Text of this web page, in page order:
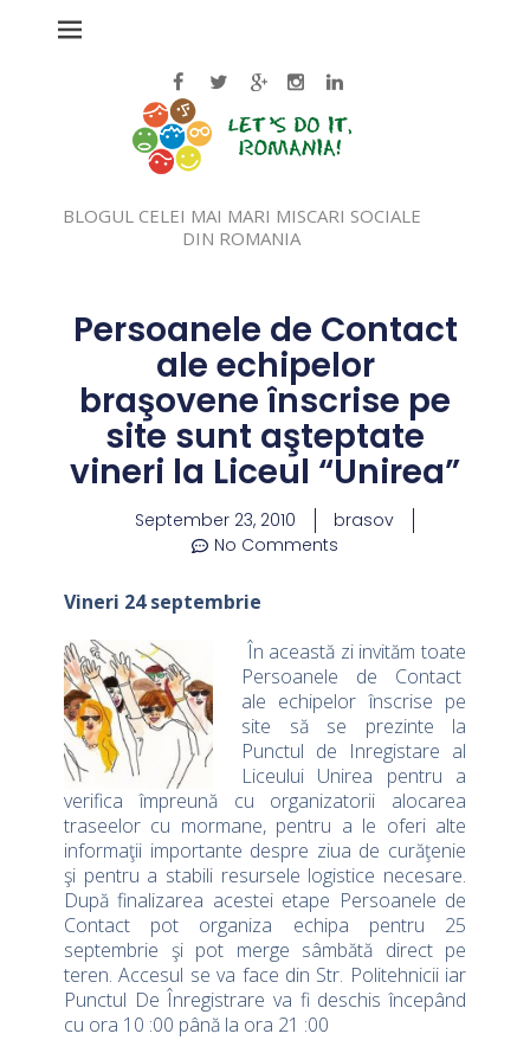
BLOGUL CELEI MAI MARI MISCARI SOCIALE
DIN ROMANIA
Persoanele de Contact
ale echipelor
braşovene înscrise pe
site sunt aşteptate
vineri la Liceul “Unirea”
September 23, 2010
brasov
No Comments
Vineri 24 septembrie
În această zi invităm toate
Persoanele de Contact
ale echipelor înscrise pe
site să se prezinte la
Punctul de Inregistare al
Liceului Unirea pentru a
verifica împreună cu organizatorii alocarea
traseelor cu mormane, pentru a le oferi alte
informaţii importante despre ziua de curăţenie
şi pentru a stabili resursele logistice necesare.
După finalizarea acestei etape Persoanele de
Contact pot organiza echipa pentru 25
septembrie şi pot merge sâmbătă direct pe
teren. Accesul se va face din Str. Politehnicii iar
Punctul De Înregistrare va fi deschis începând
cu ora 10 :00 până la ora 21 :00